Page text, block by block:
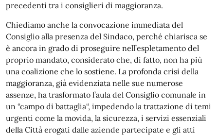
precedenti tra i consiglieri di maggioranza.
Chiediamo anche la convocazione immediata del
Consiglio alla presenza del Sindaco, perché chiarisca se
è ancora in grado di proseguire nell’espletamento del
proprio mandato, considerato che, di fatto, non ha più
una coalizione che lo sostiene. La profonda crisi della
maggioranza, già evidenziata nelle sue numerose
assenze, ha trasformato l’aula del Consiglio comunale in
un “campo di battaglia“, impedendo la trattazione di temi
urgenti come la movida, la sicurezza, i servizi essenziali
della Città erogati dalle aziende partecipate e gli atti